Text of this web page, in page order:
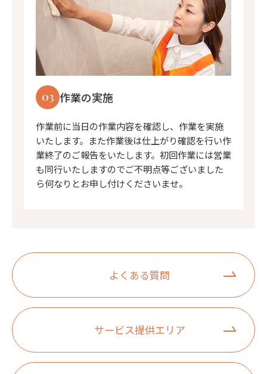
03 作業の実施
作業前に当日の作業内容を確認し、作業を実施
いたします。また作業後は仕上がり確認を行い作
業終了のご報告をいたします。初回作業には営業
も同行いたしますのでご不明点等ございました
ら何なりとお申し付けくださいませ。
よくある質問
サービス提供エリア